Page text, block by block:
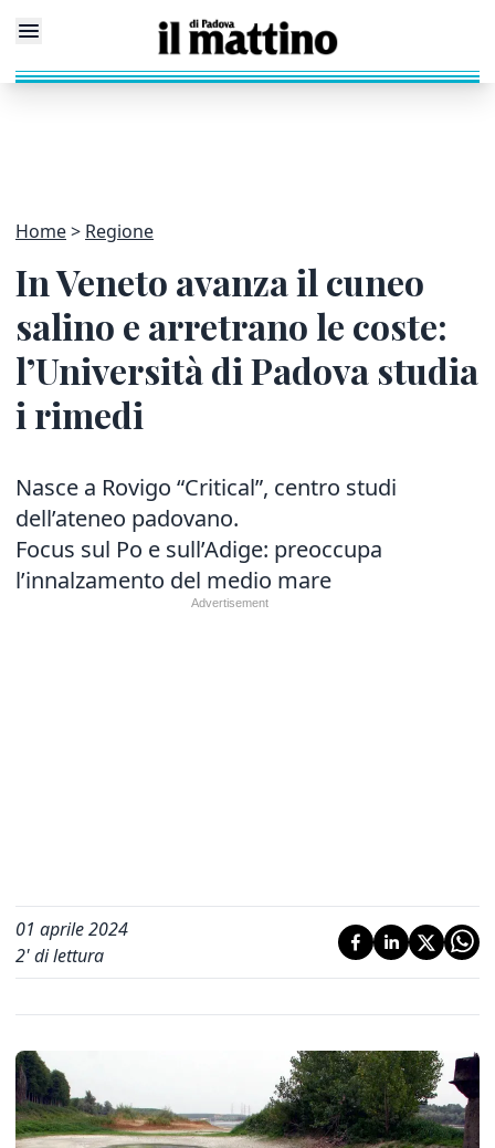
Home Regione
In Veneto avanza il cuneo
salino e arretrano le coste:
l’Università di Padova studia
i rimedi
Nasce a Rovigo “Critical”, centro studi
dell’ateneo padovano.
Focus sul Po e sull’Adige: preoccupa
l’innalzamento del medio mare
01 aprile 2024
2' di lettura